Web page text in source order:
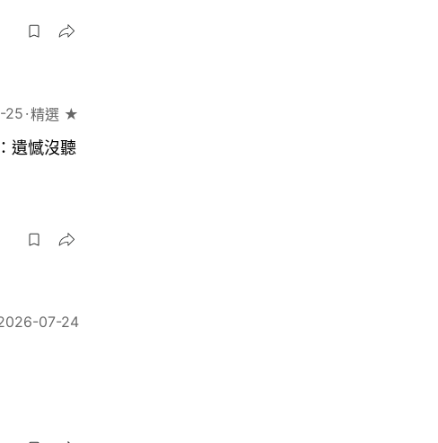
25 精選 ★
遺憾沒聽
07-24